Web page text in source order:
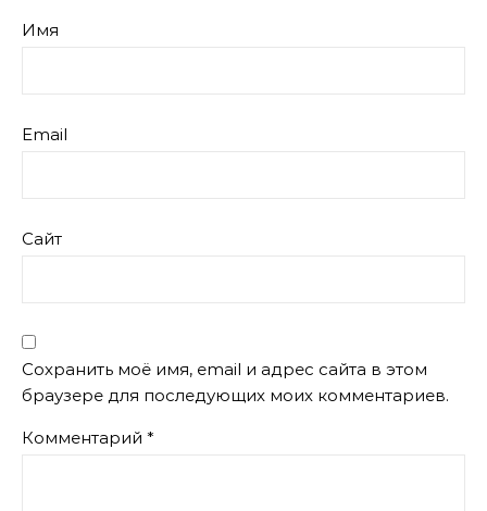
Имя
Email
Сайт
Сохранить моё имя, email и адрес сайта в этом
браузере для последующих моих комментариев.
Комментарий *